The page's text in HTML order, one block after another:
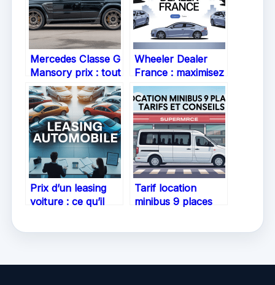
Mercedes Classe G
Mansory prix : tout
comprendre avant
d’acheter
Wheeler Dealer
France : maximisez
vos annonces de
voiture à vendre
Prix d’un leasing
voiture : ce qu’il
Tarif location
minibus 9 places